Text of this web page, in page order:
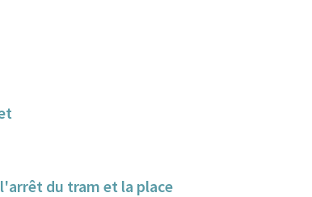
du tram et la place